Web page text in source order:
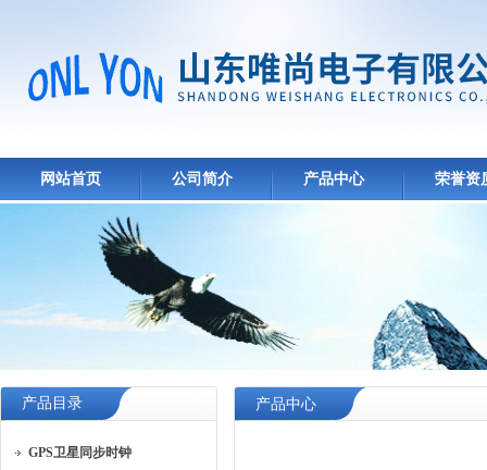
网站首页 公司简介 产品中心 荣誉资
产品目录
GPS卫星同步时钟
产品中心